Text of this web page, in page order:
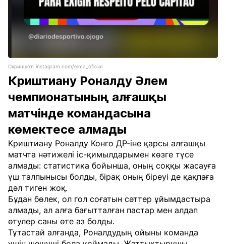
Скриншот: instagram.com/elma_oficial
Криштиану Роналду Әлем
чемпионатының алғашқы
матчінде командасына
көмектесе алмады
Криштиану Роналду Конго ДР-іне қарсы алғашқы
матчта нәтижелі іс-қимылдарымен көзге түсе
алмады: статистика бойынша, оның соққы жасауға
үш талпынысы болды, бірақ оның біреуі де қақпаға
дәл тиген жоқ.
Бұдан бөлек, ол гол соғатын сәттер ұйымдастыра
алмады, ал алға бағытталған пастар мен алдап
өтулер саны өте аз болды.
Тұтастай алғанда, Роналдудың ойыны команда